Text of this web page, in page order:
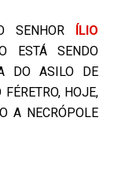
SENHOR ÍLIO
ESTÁ SENDO
DO ASILO DE
HOJE,
A NECRÓPOLE